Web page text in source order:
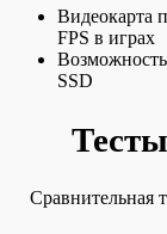
Видеокарта
FPS в играх
SSD
Сравнительная